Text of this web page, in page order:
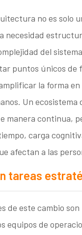
no es solo
necesidad
del
puntos únicos de
la forma
Un ecosistema
manera continua,
carga
afectan a las
tareas
de este cambio
equipos de